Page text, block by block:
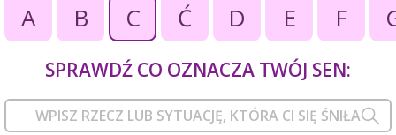
A B C Ć D E F
SPRAWDŹ CO OZNACZA TWÓJ SEN: